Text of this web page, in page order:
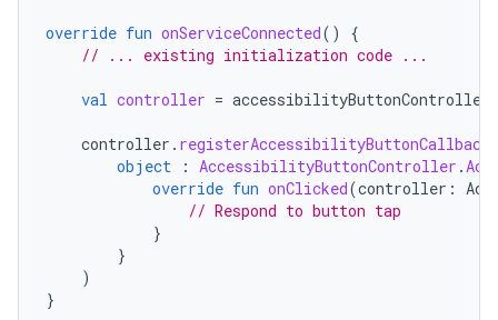
override fun onServiceConnected()
{
// ... existing initialization code ...
val controller = accessibilityButtonController
controller . registerAccessibilityButtonCallback
object
: AccessibilityButtonController .
override fun onClicked(controller :
// Respond to button tap
}
}
)
}